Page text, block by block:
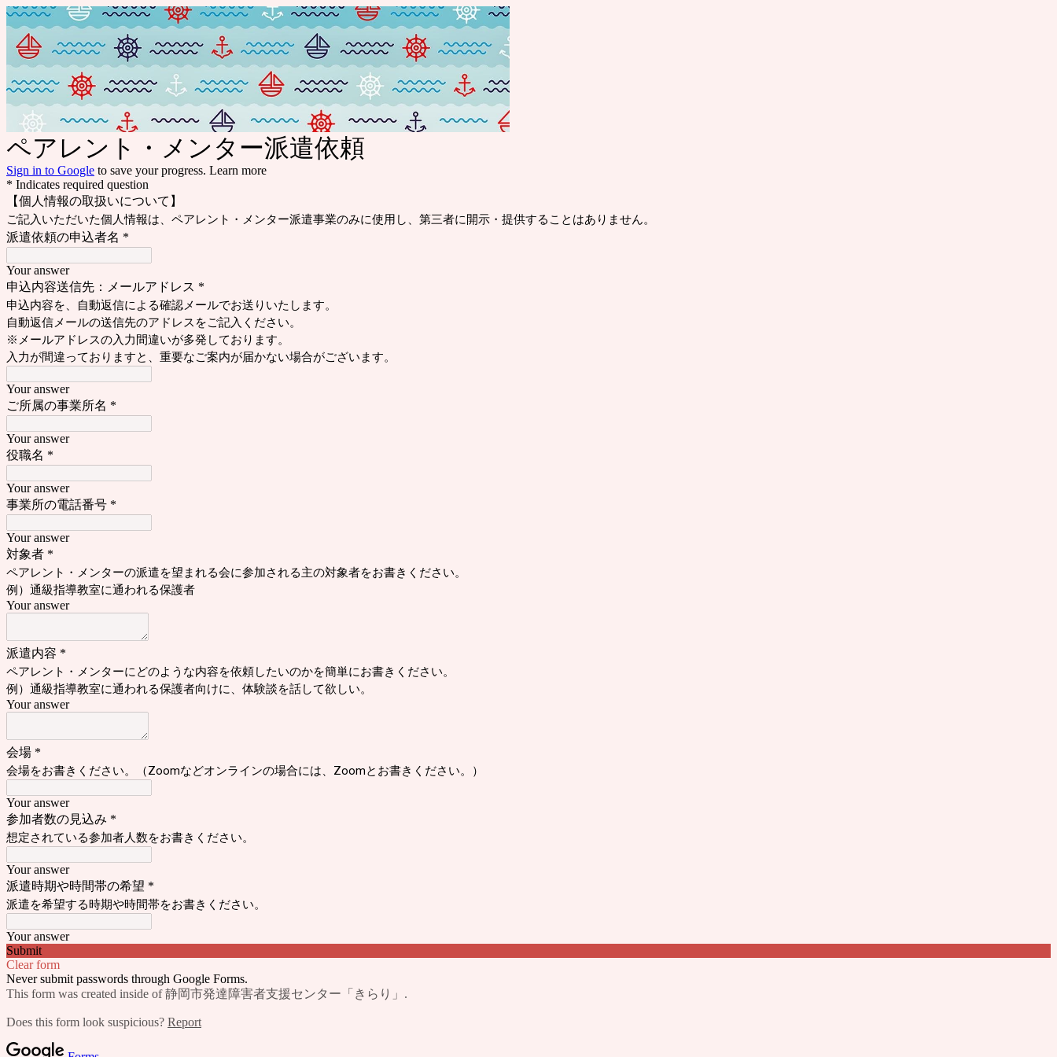
ペアレント・メンター派遣依頼
Sign in to Google to save your progress. Learn more
* Indicates required question
【個人情報の取扱いについて】
ご記入いただいた個人情報は、ペアレント・メンター派遣事業のみに使用し、第三者に開示・提供することはありません。
派遣依頼の申込者名 *
Your answer
申込内容送信先：メールアドレス *
申込内容を、自動返信による確認メールでお送りいたします。
自動返信メールの送信先のアドレスをご記入ください。
※メールアドレスの入力間違いが多発しております。
入力が間違っておりますと、重要なご案内が届かない場合がございます。
Your answer
ご所属の事業所名 *
Your answer
役職名 *
Your answer
事業所の電話番号 *
Your answer
対象者 *
ペアレント・メンターの派遣を望まれる会に参加される主の対象者をお書きください。
例）通級指導教室に通われる保護者
Your answer
派遣内容 *
ペアレント・メンターにどのような内容を依頼したいのかを簡単にお書きください。
例）通級指導教室に通われる保護者向けに、体験談を話して欲しい。
Your answer
会場 *
会場をお書きください。（Zoomなどオンラインの場合には、Zoomとお書きください。）
Your answer
参加者数の見込み *
想定されている参加者人数をお書きください。
Your answer
派遣時期や時間帯の希望 *
派遣を希望する時期や時間帯をお書きください。
Your answer
Submit
Clear form
Never submit passwords through Google Forms.
This form was created inside of 静岡市発達障害者支援センター「きらり」.
Does this form look suspicious? Report